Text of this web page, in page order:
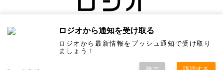
ロジオから通知を受け取る
ロジオから最新情報をプッシュ通知で受け取り
ましょう！